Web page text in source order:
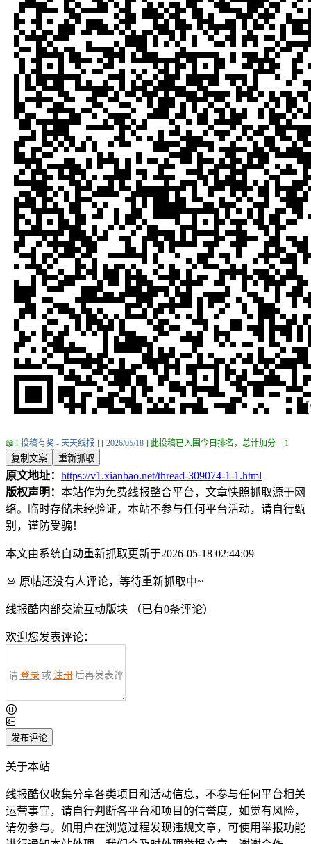
📖 [ 投稿有奖 - 天天线报 ] [ 2026/05/18 ] 此投稿已入围今日排名，总计加分 + 1
复制文案 重新抓取
原文地址： https://v1.xianbao.net/thread-309074-1-1.html
版权声明： 本站作为免费线报整合平台，文章快照抓取源于网
络。临时存储未经验证，本站不参与任何平台活动，请自行甄
别，谨防受骗！
本文由系统自动重新抓取更新于2026-05-18 02:44:09
原帖还没有人评论，等待重新抓取中~
线报酷内部交流互动版块 （已有0条评论）
欢迎您发表评论：
请 登录 或 注册 后再发表评
发布评论
关于本站
线报酷仅收集分享各类项目和活动信息，不参与任何平台相关
运营事宜，请自行判断各平台和项目的信誉度，如觉有风险，
请勿参与。如用户在浏览过程发现违规文章，可使用举报功能